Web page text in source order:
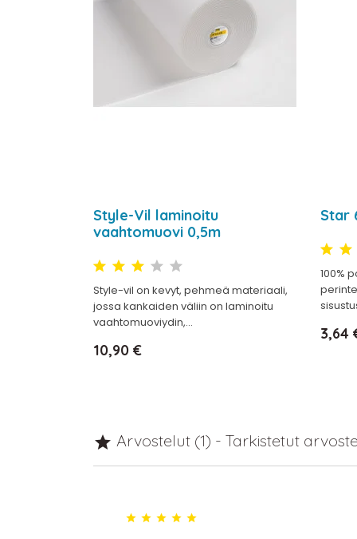
Style-Vil laminoitu
vaahtomuovi 0,5m
Style-vil on kevyt, pehmeä materiaali,
jossa kankaiden väliin on laminoitu
vaahtomuoviydin,...
Hinta
10,90 €
Star
100%
Hinta
3,64
 Arvostelut (1) - Tarkistetut
    